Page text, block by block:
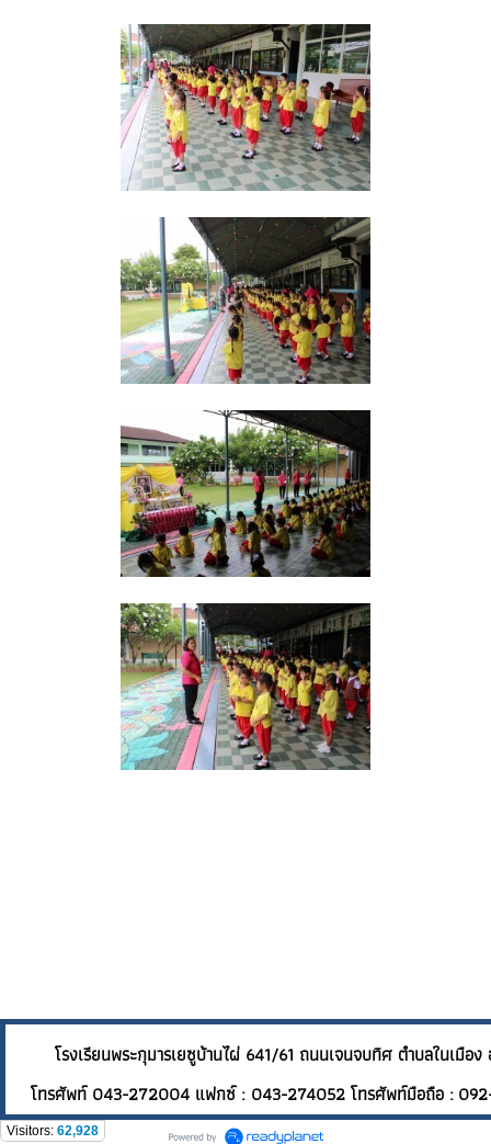
โรงเรียนพระกุมารเยซูบ้านไผ่ 641/61 ถนนเจนจบทิ
โทรศัพท์ 043-272004 แฟกซ์ : 043-274052 โทรศัพท์มือถือ :
Visitors: 62,928